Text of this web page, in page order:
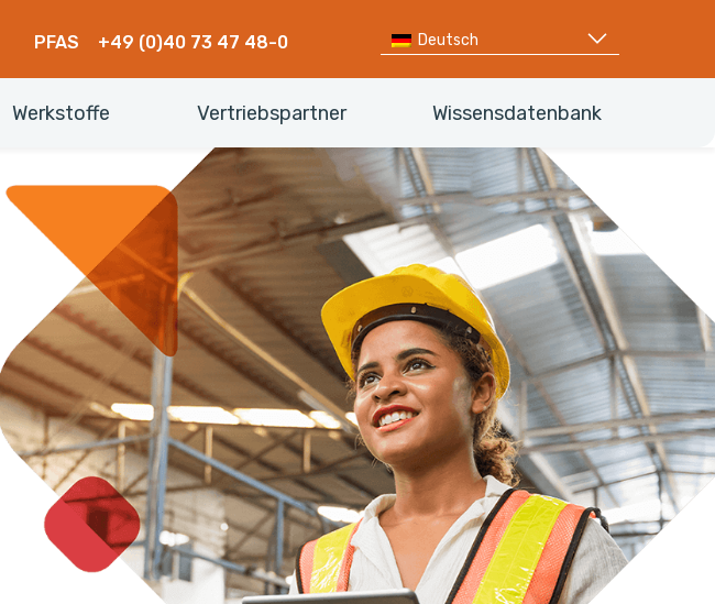
PFAS +49 (0)40 73 47 48-0 Deutsch
Werkstoffe Vertriebspartner Wissensdatenbank